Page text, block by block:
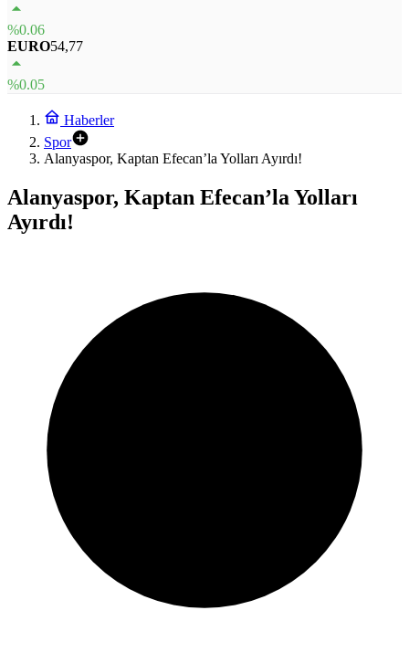
%0.06
EURO54,77
%0.05
Haberler
Spor
Alanyaspor, Kaptan Efecan’la Yolları Ayırdı!
Alanyaspor, Kaptan Efecan’la Yolları
Ayırdı!